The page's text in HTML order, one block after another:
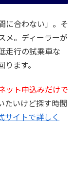
に合わない」。そ
メ。ディーラーが
走行の試乗車な
ます。
ット申込みだけで
たいけど探す時間
イトで詳しく